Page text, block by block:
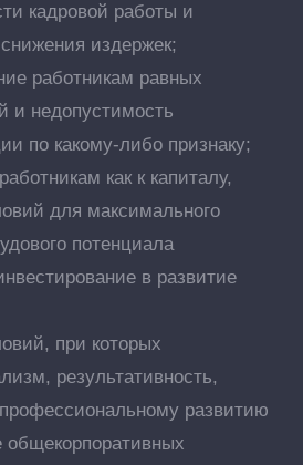
кадровой работы и
издержек;
работникам равных
и недопустимость
по какому-либо признаку;
как к капиталу,
для максимального
потенциала
в развитие
при которых
результативность,
развитию
общекорпоративных